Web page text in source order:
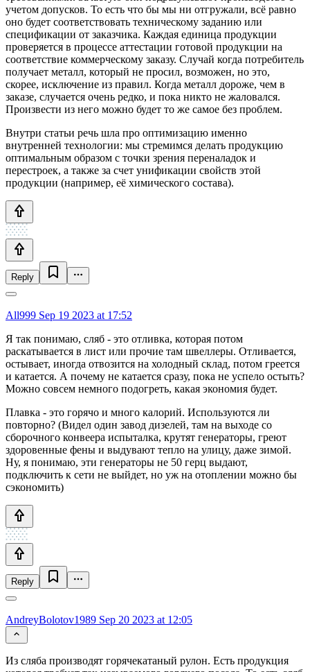
учетом допусков. То есть что бы мы ни отгружали, всё равно
оно будет соответствовать техническому заданию или
спецификации от заказчика. Каждая единица продукции
проверяется в процессе аттестации готовой продукции на
соответствие коммерческому заказу. Случай когда потребитель
получает металл, который не просил, возможен, но это,
скорее, исключение из правил. Когда металл дороже, чем в
заказе, случается очень редко, и пока никто не жаловался.
Произвести из него можно будет то же самое без проблем.
Внутри статьи речь шла про оптимизацию именно
внутренней технологии: мы стремимся делать продукцию
оптимальным образом с точки зрения переналадок и
перестроек, а также за счет унификации свойств этой
продукции (например, её химического состава).
Reply
All999 Sep 19 2023 at 17:52
Я так понимаю, сляб - это отливка, которая потом
раскатывается в лист или прочие там швеллеры. Отливается,
остывает, иногда отвозится на холодный склад, потом греется
и катается. А почему не катается сразу, пока не успело остыть?
Можно совсем немного подогреть, какая экономия будет.
Плавка - это горячо и много калорий. Используются ли
повторно? (Видел один завод дизелей, там на выходе со
сборочного конвеера испыталка, крутят генераторы, греют
здоровенные фены и выдувают тепло на улицу, даже зимой.
Ну, я понимаю, эти генераторы не 50 герц выдают,
подключить к сети не выйдет, но уж на отоплении можно бы
сэкономить)
Reply
AndreyBolotov1989 Sep 20 2023 at 12:05
Из сляба производят горячекатаный рулон. Есть продукция